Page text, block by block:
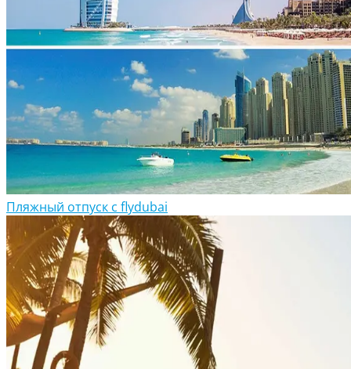
Пляжный отпуск с flydubai